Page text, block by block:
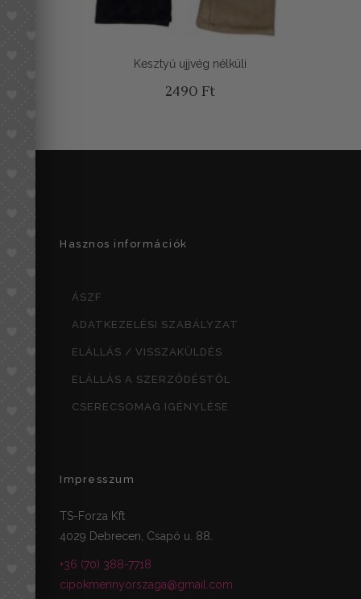
Kesztyű ujjvég nélküli
2490 Ft
Hasznos információk
ÁSZF
ADATKEZELÉSI SZABÁLYZAT
ELÁLLÁS / VISSZAKÜLDÉS
ELÁLLÁS A SZERZŐDÉSTŐL
CSERECSOMAG IGÉNYLÉSE
Impresszum
TS-Forza Kft
4029 Debrecen, Csapó u. 88.
+36 (70) 388-7718
cipokmennyorszaga@gmail.com